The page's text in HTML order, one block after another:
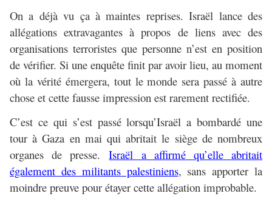
On a déjà vu ça à maintes reprises. Israël lance des
allégations extravagantes à propos de liens avec des
organisations terroristes que personne n’est en position
de vérifier. Si une enquête finit par avoir lieu, au moment
où la vérité émergera, tout le monde sera passé à autre
chose et cette fausse impression est rarement rectifiée.
C’est ce qui s’est passé lorsqu’Israël a bombardé une
tour à Gaza en mai qui abritait le siège de nombreux
organes de presse.Israël a affirmé qu’elle abritait
également des militants palestiniens, sans apporter la
moindre preuve pour étayer cette allégation improbable.